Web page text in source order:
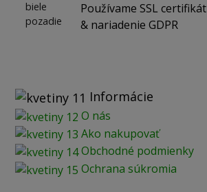
Používame SSL certifikát
& nariadenie GDPR
Informácie
O nás
Ako nakupovať
Obchodné podmienky
Ochrana súkromia